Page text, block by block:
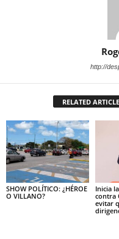
http://
RELATED
SHOW POLÍTICO: ¿HÉROE
O VILLANO?
Inicia
contra
evitar